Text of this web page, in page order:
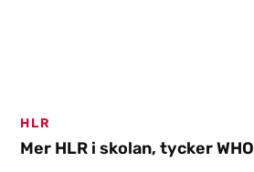
HLR
Mer HLR i skolan, tycker WHO